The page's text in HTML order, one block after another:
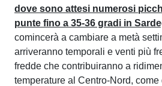
dove sono attesi numerosi
punte fino a 35-36 gradi in
comincerà a cambiare a metà
arriveranno temporali e venti più
fredde che contribuiranno a
temperature al Centro-Nord,